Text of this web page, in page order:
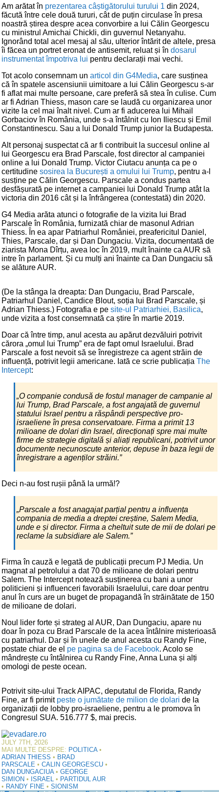
Am arătat în prezentarea câștigătorului turului 1 din 2024,
făcută între cele două tururi, cât de puțin circulase în presa
noastră știrea despre acea convorbire a lui Călin Georgescu
cu ministrul Amichai Chickli, din guvernul Netanyahu.
Ignorând total acel mesaj al său, ulterior întărit de altele, presa
îi făcea un portret eronat de antisemit, reluat și în dosarul
instrumentat împotriva lui pentru declarații mai vechi.
Tot acolo consemnam un articol din G4Media, care susținea
că în spatele ascensiunii uimitoare a lui Călin Georgescu s-ar
fi aflat mai multe persoane, care preferă să stea în culise. Cum
ar fi Adrian Thiess, mason care se laudă cu organizarea unor
vizite la cel mai înalt nivel. Cum ar fi aducerea lui Mihail
Gorbaciov în România, unde s-a întâlnit cu Ion Iliescu și Emil
Constantinescu. Sau a lui Donald Trump junior la Budapesta.
Alt personaj suspectat că ar fi contribuit la succesul online al
lui Georgescu era Brad Parscale, fost director al campaniei
online a lui Donald Trump. Victor Ciutacu anunța ca pe o
certitudine sosirea la București a omului lui Trump, pentru a-l
susține pe Călin Georgescu. Parscale a condus partea
desfășurată pe internet a campaniei lui Donald Trump atât la
victoria din 2016 cât și la înfrângerea (contestată) din 2020.
G4 Media arăta atunci o fotografie de la vizita lui Brad
Parscale în România, furnizată chiar de masonul Adrian
Thiess. În ea apar Patriarhul României, preafericitul Daniel,
Thies, Parscale, dar și Dan Dungaciu. Vizita, documentată de
ziarista Mona Dîrțu, avea loc în 2019, mult înainte ca AUR să
intre în parlament. Și cu mulți ani înainte ca Dan Dungaciu să
se alăture AUR.
(De la stânga la dreapta: Dan Dungaciu, Brad Parscale,
Patriarhul Daniel, Candice Blout, soția lui Brad Parscale, și
Adrian Thiess.) Fotografia e pe site-ul Patriarhiei, Basilica,
unde vizita a fost consemnată ca știre în martie 2019.
Doar că între timp, anul acesta au apărut dezvăluiri potrivit
cărora „omul lui Trump” era de fapt omul Israelului. Brad
Parscale a fost nevoit să se înregistreze ca agent străin de
influență, potrivit legii americane. Iată ce scrie publicația The
Intercept:
„O companie condusă de fostul manager de campanie al
lui Trump, Brad Parscale, a fost angajată de guvernul
statului Israel pentru a răspândi perspective pro-
israeliene în presa conservatoare. Firma a primit 13
milioane de dolari din Israel, direcționați spre mai multe
firme de strategie digitală și aliați republicani, potrivit unor
documente necunoscute anterior, depuse în baza legii de
înregistrare a agenților străini.”
Deci n-au fost rușii până la urmă!?
„Parscale a fost anagajat parțial pentru a influența
compania de media a dreptei creștine, Salem Media,
unde e și director. Firma a cheltuit sute de mii de dolari pe
reclame la subsidiare ale Salem.”
Firma în cauză e legată de publicații precum PJ Media. Un
magnat al petrolului a dat 70 de milioane de dolari pentru
Salem. The Intercept notează susținerea cu bani a unor
politicieni și influenceri favorabili Israelului, care doar pentru
anul în curs are un buget de propagandă în străinătate de 150
de milioane de dolari.
Noul lider forte și strateg al AUR, Dan Dungaciu, apare nu
doar în poza cu Brad Parscale de la acea întâlnire misterioasă
cu patriarhul. Dar și în unele de anul acesta cu Randy Fine,
postate chiar de el pe pagina sa de Facebook. Acolo se
mândrește cu întâlnirea cu Randy Fine, Anna Luna și alți
omologi de peste ocean.
Potrivit site-ului Track AIPAC, deputatul de Florida, Randy
Fine, ar fi primit peste o jumătate de milion de dolari de la
organizații de lobby pro-israeliene, pentru a le promova în
Congresul SUA. 516.777 $, mai precis.
JULY 7TH, 2026
MAI MULTE DESPRE: POLITICA•
ADRIAN THIESS • BRAD
PARSCALE • CALIN GEORGESCU •
DAN DUNGACIUA• GEORGE
SIMION • ISRAEL • PARTIDUL AUR
• RANDY FINE • SIONISM